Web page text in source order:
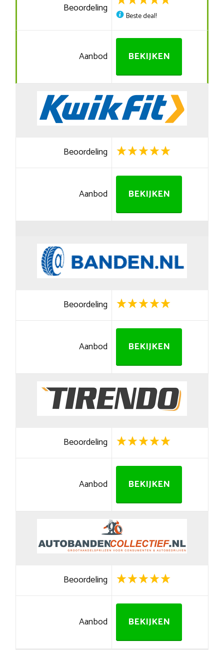
Beoordeling
Beste deal!
Aanbod BEKIJKEN
Beoordeling
Aanbod BEKIJKEN
Beoordeling
Aanbod BEKIJKEN
Beoordeling
Aanbod BEKIJKEN
Beoordeling
Aanbod BEKIJKEN